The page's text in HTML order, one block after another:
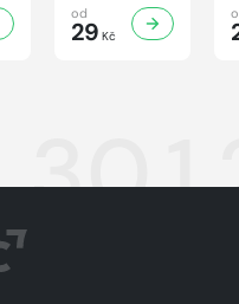
od
29 Kč